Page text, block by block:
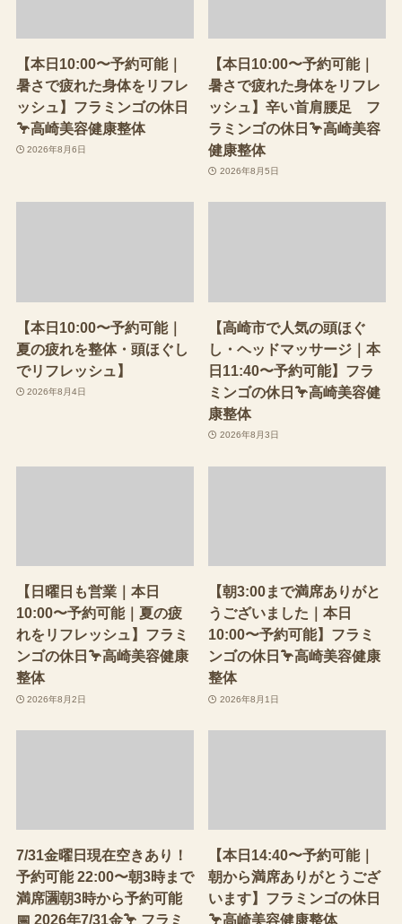
【本日10:00〜予約可能｜
暑さで疲れた身体をリフレ
ッシュ】フラミンゴの休日
🦩高崎美容健康整体
2026年8月6日
【本日10:00〜予約可能｜
暑さで疲れた身体をリフレ
ッシュ】辛い首肩腰足 フ
ラミンゴの休日🦩高崎美容
健康整体
2026年8月5日
【本日10:00〜予約可能｜
夏の疲れを整体・頭ほぐし
でリフレッシュ】
2026年8月4日
【高崎市で人気の頭ほぐ
し・ヘッドマッサージ｜本
日11:40〜予約可能】フラ
ミンゴの休日🦩高崎美容健
康整体
2026年8月3日
【日曜日も営業｜本日
10:00〜予約可能｜夏の疲
れをリフレッシュ】フラミ
ンゴの休日🦩高崎美容健康
整体
2026年8月2日
【朝3:00まで満席ありがと
うございました｜本日
10:00〜予約可能】フラミ
ンゴの休日🦩高崎美容健康
整体
2026年8月1日
7/31金曜日現在空きあり！
予約可能 22:00〜朝3時まで
満席🈵朝3時から予約可能
📅 2026年7/31金🦩 フラミ
【本日14:40〜予約可能｜
朝から満席ありがとうござ
います】フラミンゴの休日
🦩高崎美容健康整体